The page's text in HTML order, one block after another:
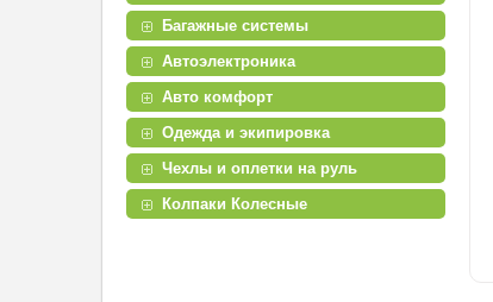
Багажные системы
Автоэлектроника
Авто комфорт
Одежда и экипировка
Чехлы и оплетки на руль
Колпаки Колесные